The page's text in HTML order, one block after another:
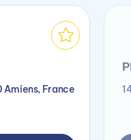
Amiens, France